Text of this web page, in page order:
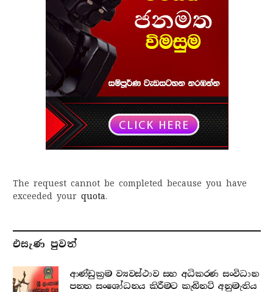
The request cannot be completed because you have
exceeded your quota.
එසැණ පුව​ත්
ආණ්ඩුක්‍රම ව්‍යවස්ථාව සහ අධිකරණ සංවිධාන
පනත සංශෝධනය කිරීමට කැබිනට් අනුමැතිය